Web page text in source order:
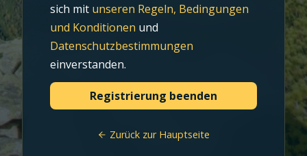
sich mit unseren Regeln, Bedingungen
und Konditionen und
Datenschutzbestimmungen
einverstanden.
Zurück zur Hauptseite